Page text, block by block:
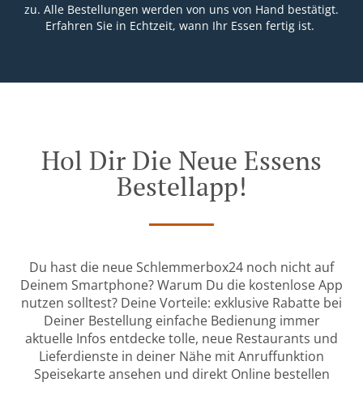
zu. Alle Bestellungen werden von uns von Hand bestätigt.
Erfahren Sie in Echtzeit, wann Ihr Essen fertig ist.
Hol Dir Die Neue Essens
Bestellapp!
Du hast die neue Schlemmerbox24 noch nicht auf
Deinem Smartphone? Warum Du die kostenlose App
nutzen solltest? Deine Vorteile: exklusive Rabatte bei
Deiner Bestellung einfache Bedienung immer
aktuelle Infos entdecke tolle, neue Restaurants und
Lieferdienste in deiner Nähe mit Anruffunktion
Speisekarte ansehen und direkt Online bestellen